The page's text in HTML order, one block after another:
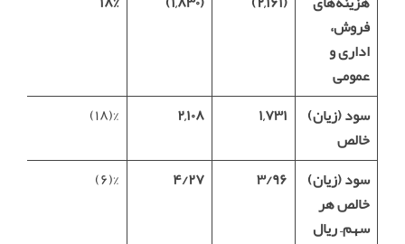
فروش،
ادارى و
عمومى
سود (زیان)
خالص
۱,۷۳۱ ۲,۱۰۸ %(۱۸)
سود (زیان)
خالص هر
سهم–ریال
۳/۹۶ ۴/۲۷ %(۶)